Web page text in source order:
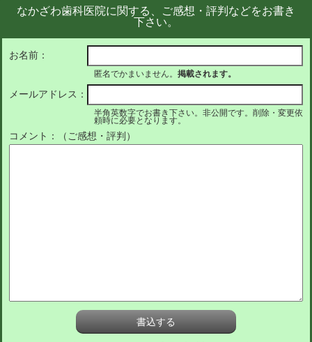
なかざわ歯科医院に関する、ご感想・評判などをお書き
下さい。
お名前：
匿名でかまいません。 掲載されます。
メールアドレス：
半角英数字でお書き下さい。非公開です。削除・変更依
頼時に必要となります。
コメント：（ご感想・評判）